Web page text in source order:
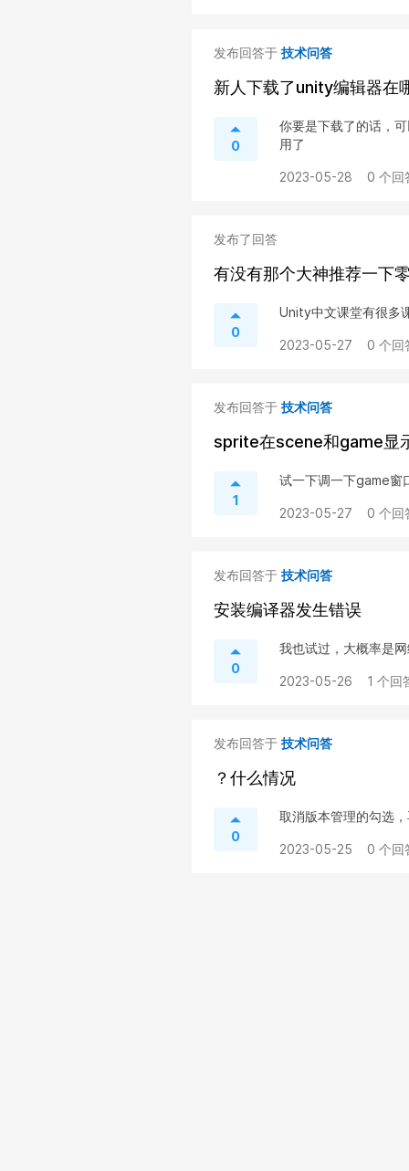
发布回答于 技术问答
新人下载了unity编辑器在
0
你要是下载了的话，
用了
2023-05-28 0 个回
发布了回答
有没有那个大神推荐一下
0
Unity中文课堂有很多
2023-05-27 0 个回
发布回答于 技术问答
sprite在scene和game显
1
试一下调一下game窗
2023-05-27 0 个回
发布回答于 技术问答
安装编译器发生错误
0
我也试过，大概率是
2023-05-26 1 个回
发布回答于 技术问答
？什么情况
0
取消版本管理的勾选
2023-05-25 0 个回